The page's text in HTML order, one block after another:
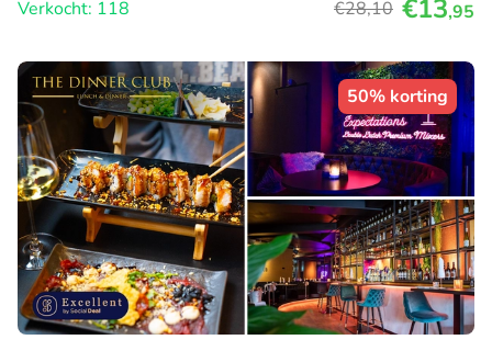
Verkocht: 118
€28,10 €13,95
50% korting